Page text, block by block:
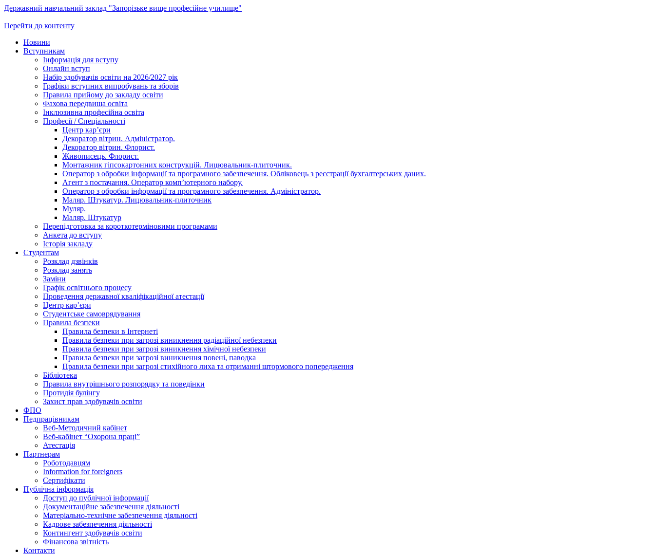
Державний навчальний заклад "Запорізьке вище професійне училище"
Перейти до контенту
Новини
Вступникам
Інформація для вступу
Онлайн вступ
Набір здобувачів освіти на 2026/2027 рік
Графіки вступних випробувань та зборів
Правила прийому до закладу освіти
Фахова передвища освіта
Інклюзивна професійна освіта
Професії / Спеціальності
Центр кар’єри
Декоратор вітрин. Адміністратор.
Декоратор вітрин. Флорист.
Живописець. Флорист.
Монтажник гіпсокартонних конструкцій. Лицювальник-плиточник.
Оператор з обробки інформації та програмного забезпечення. Обліковець з реєстрації бухгалтерських даних.
Агент з постачання. Оператор комп’ютерного набору.
Оператор з обробки інформації та програмного забезпечення. Адміністратор.
Маляр. Штукатур. Лицювальник-плиточник
Муляр.
Маляр. Штукатур
Перепідготовка за короткотерміновими програмами
Анкета до вступу
Історія закладу
Студентам
Розклад дзвінків
Розклад занять
Заміни
Графік освітнього процесу
Проведення державної кваліфікаційної атестації
Центр кар’єри
Студентське самоврядування
Правила безпеки
Правила безпеки в Інтернеті
Правила безпеки при загрозі виникнення радіаційної небезпеки
Правила безпеки при загрозі виникнення хімічної небезпеки
Правила безпеки при загрозі виникнення повені, паводка
Правила безпеки при загрозі стихійного лиха та отриманні штормового попередження
Бібліотека
Правила внутрішнього розпорядку та поведінки
Протидія булінгу
Захист прав здобувачів освіти
ФПО
Педпрацівникам
Веб-Методичний кабінет
Веб-кабінет “Охорона праці”
Атестація
Партнерам
Роботодавцям
Information for foreigners
Сертифікати
Публічна інформація
Доступ до публічної інформації
Документаційне забезпечення діяльності
Матеріально-технічне забезпечення діяльності
Кадрове забезпечення діяльності
Контингент здобувачів освіти
Фінансова звітність
Контакти